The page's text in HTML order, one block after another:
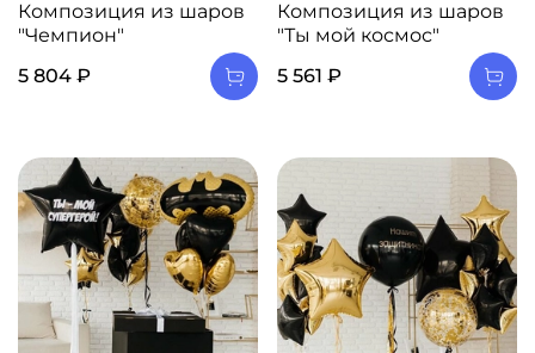
Композиция из шаров
"Чемпион"
5 804 ₽
Композиция из шаров
"Ты мой космос"
5 561 ₽